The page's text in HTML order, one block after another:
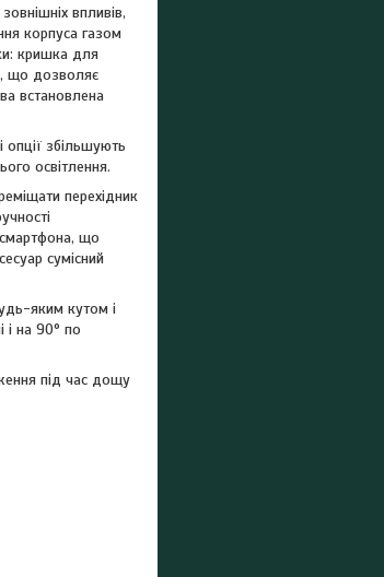
впливів,
корпуса газом
кришка для
що дозволяє
встановлена
збільшують
освітлення.
перехідник
що
сумісний
яким кутом і
і на 90° по
під час дощу